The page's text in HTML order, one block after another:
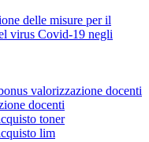
delle misure per il
virus Covid-19 negli
valorizzazione docenti
docenti
toner
lim